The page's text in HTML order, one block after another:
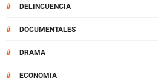
# DELINCUENCIA
# DOCUMENTALES
# DRAMA
# ECONOMIA